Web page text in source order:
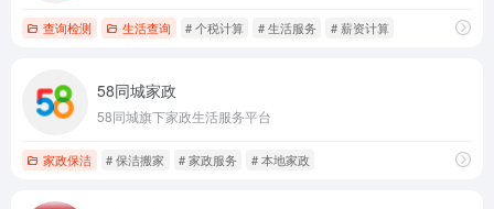
查询检测 生活查询 # 个税计算 # 生活服务 # 薪资计算
58同城家政
58同城旗下家政生活服务平台
家政保洁 # 保洁搬家 # 家政服务 # 本地家政